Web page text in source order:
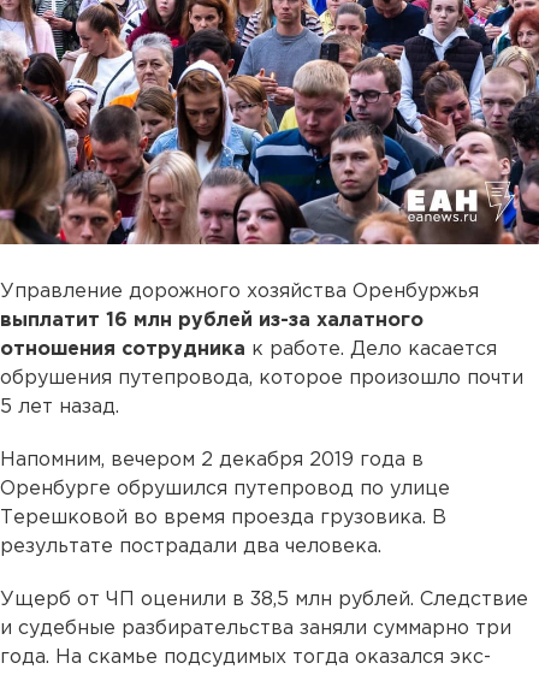
Управление дорожного хозяйства Оренбуржья
выплатит 16 млн рублей из-за халатного
отношения сотрудника к работе. Дело касается
обрушения путепровода, которое произошло почти
5 лет назад.
Напомним, вечером 2 декабря 2019 года в
Оренбурге обрушился путепровод по улице
Терешковой во время проезда грузовика. В
результате пострадали два человека.
Ущерб от ЧП оценили в 38,5 млн рублей. Следствие
и судебные разбирательства заняли суммарно три
года. На скамье подсудимых тогда оказался экс-